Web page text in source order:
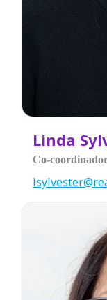
Linda
Co-